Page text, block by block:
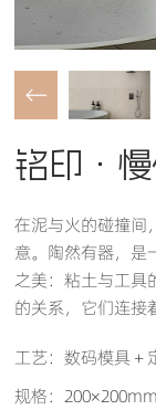
铭印·慢
在泥与火的碰撞间
意。陶然有器，是
之美：粘土与工具
的关系，它们连接
工艺：数码模具＋
规格：200×200mm